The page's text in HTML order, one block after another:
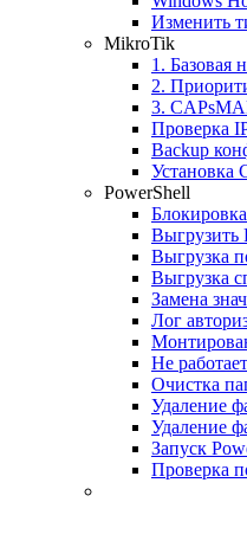
Изменить
MikroTik
1. Базовая
2.
3.
Проверка
Backup
Установка
PowerShell
Выгрузить
Выгрузка
Выгрузка
Замена
Лог
Не
Очистка
Удаление
Удаление
Запуск
Проверка